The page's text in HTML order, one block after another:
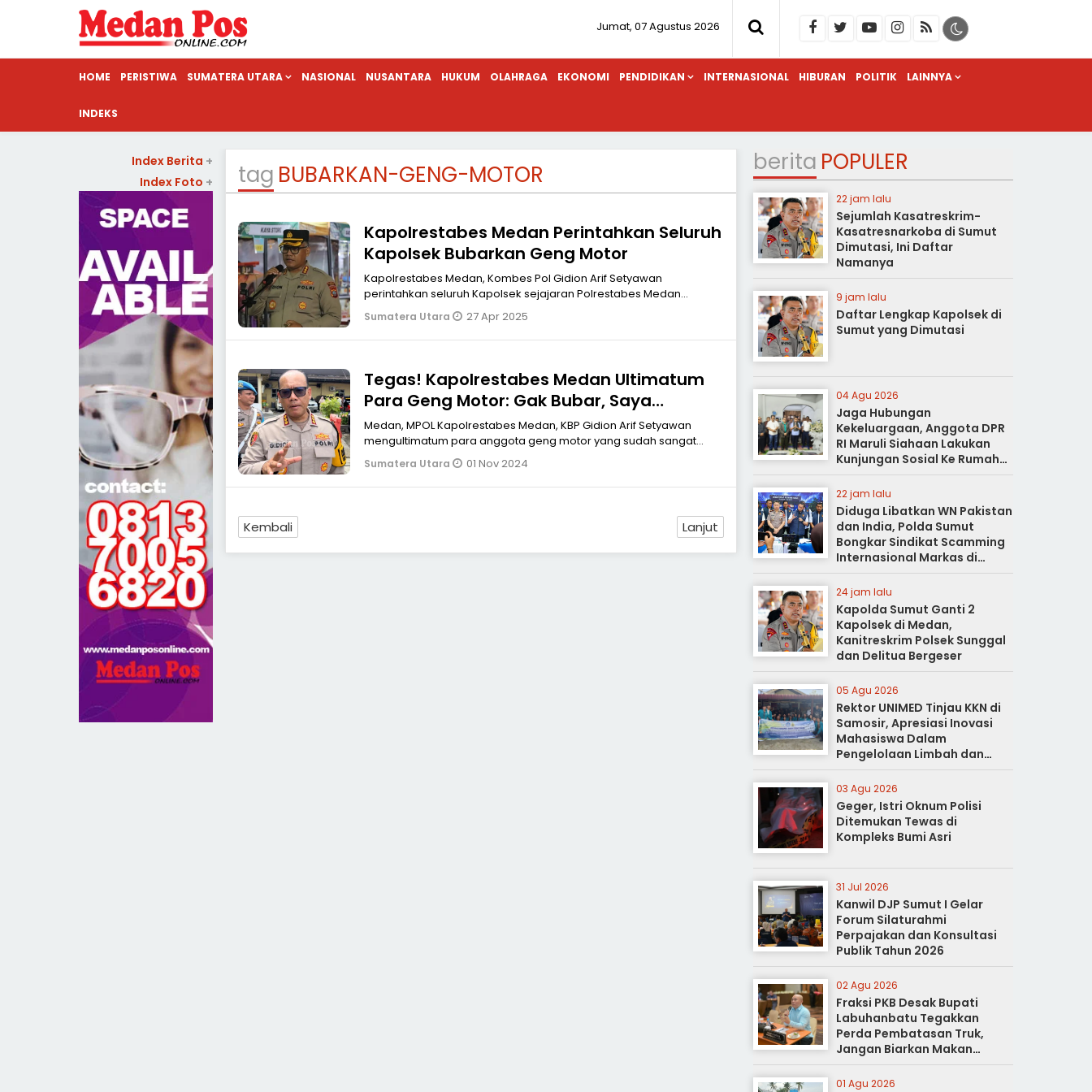
Jumat, 07 Agustus 2026
HOME PERISTIWA SUMATERA UTARA NASIONAL NUSANTARA HUKUM OLAHRAGA EKONOMI PENDIDIKAN INTERNASIONAL HIBURAN POLITIK LAINNYA
INDEKS
tag BUBARKAN-GENG-MOTOR
Kapolrestabes Medan Perintahkan Seluruh
Kapolsek Bubarkan Geng Motor
Kapolrestabes Medan, Kombes Pol Gidion Arif Setyawan
perintahkan seluruh Kapolsek sejajaran Polrestabes Medan
bubarkan geng notor SL dan RN
Sumatera Utara 27 Apr 2025
Tegas! Kapolrestabes Medan Ultimatum
Para Geng Motor: Gak Bubar, Saya
Selesaikan!
Medan, MPOL Kapolrestabes Medan, KBP Gidion Arif Setyawan
mengultimatum para anggota geng motor yang sudah sangat
meresahkan masyarakat da
Sumatera Utara 01 Nov 2024
Kembali Lanjut
Index Berita +
Index Foto +
berita POPULER
22 jam lalu
Sejumlah Kasatreskrim-
Kasatresnarkoba di Sumut
Dimutasi, Ini Daftar
Namanya
9 jam lalu
Daftar Lengkap Kapolsek di
Sumut yang Dimutasi
04 Agu 2026
Jaga Hubungan
Kekeluargaan, Anggota DPR
RI Maruli Siahaan Lakukan
Kunjungan Sosial Ke Rumah
Duka
22 jam lalu
Diduga Libatkan WN Pakistan
dan India, Polda Sumut
Bongkar Sindikat Scamming
Internasional Markas di
Apartemen Podomoro
24 jam lalu
Kapolda Sumut Ganti 2
Kapolsek di Medan,
Kanitreskrim Polsek Sunggal
dan Delitua Bergeser
05 Agu 2026
Rektor UNIMED Tinjau KKN di
Samosir, Apresiasi Inovasi
Mahasiswa Dalam
Pengelolaan Limbah dan
Pertanian Ramah Lingkungan
03 Agu 2026
Geger, Istri Oknum Polisi
Ditemukan Tewas di
Kompleks Bumi Asri
31 Jul 2026
Kanwil DJP Sumut I Gelar
Forum Silaturahmi
Perpajakan dan Konsultasi
Publik Tahun 2026
02 Agu 2026
Fraksi PKB Desak Bupati
Labuhanbatu Tegakkan
Perda Pembatasan Truk,
Jangan Biarkan Makan
Korban
01 Agu 2026